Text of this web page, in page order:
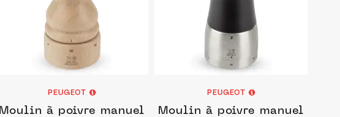
PEUGEOT
Moulin à poivre manuel
PEUGEOT
Moulin à poivre manuel